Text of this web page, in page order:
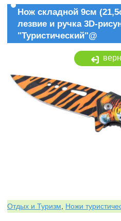
Нож складной 9см
лезвие и ручка 3D-
"Туристический"@
Отдых и Туризм Ножи